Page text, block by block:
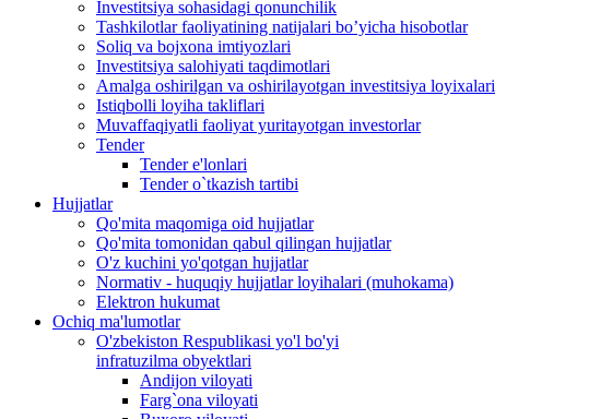
Investitsiya sohasidagi qonunchilik
Tashkilotlar faoliyatining natijalari boʼyicha hisobotlar
Soliq va bojxona imtiyozlari
Investitsiya salohiyati taqdimotlari
Аmalga oshirilgan va oshirilayotgan investitsiya loyixalari
Istiqbolli loyiha takliflari
Muvaffaqiyatli faoliyat yuritayotgan investorlar
Tender
Tender e'lonlari
Tender o`tkazish tartibi
Hujjatlar
Qo'mita maqomiga oid hujjatlar
Qo'mita tomonidan qabul qilingan hujjatlar
O'z kuchini yo'qotgan hujjatlar
Normativ - huquqiy hujjatlar loyihalari (muhokama)
Elektron hukumat
Ochiq ma'lumotlar
O'zbekiston Respublikasi yo'l bo'yi
infratuzilma obyektlari
Andijon viloyati
Farg`ona viloyati